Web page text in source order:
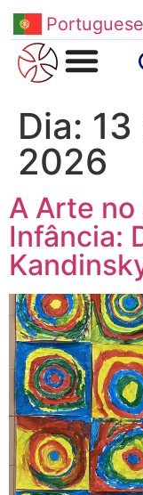
Portuguese
Dia:
2026
A Arte
Infância: